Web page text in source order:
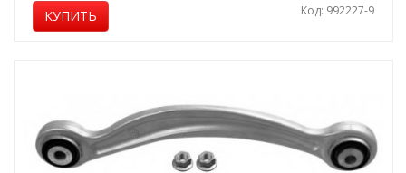
КУПИТЬ Код: 992227-9